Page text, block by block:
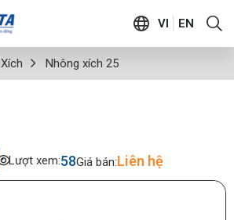
VI EN
Nhông xích 25
Lượt xem:58Giá bán:Liên hệ